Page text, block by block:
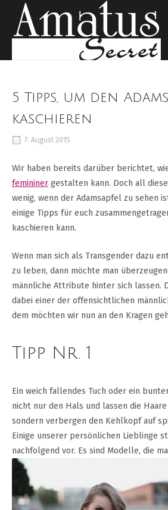
content
Home
5 Tipps, um den
kaschieren
7. August 2015
Wir haben bereits darüber berichtet,
femininer gestalten kann. Doch all
wenig, wenn der Adamsapfel zu sehen
einige Tipps für euch
kaschieren kann.
Wenn man sich als Transgender dazu
zu leben, dann möchte man
männliche Attribute hinter sich lassen.
dabei einer der offensichtlichen
dem möchten wir nun an den Kragen
Tipp Nr. 1
Ein weich fallendes Tuch oder ein
nicht nur den Hals und lassen die
sondern verbergen den Kehlkopf auf
Einige unserer persönlichen Lieblinge
nachfolgend vor. Es sind Modelle, die